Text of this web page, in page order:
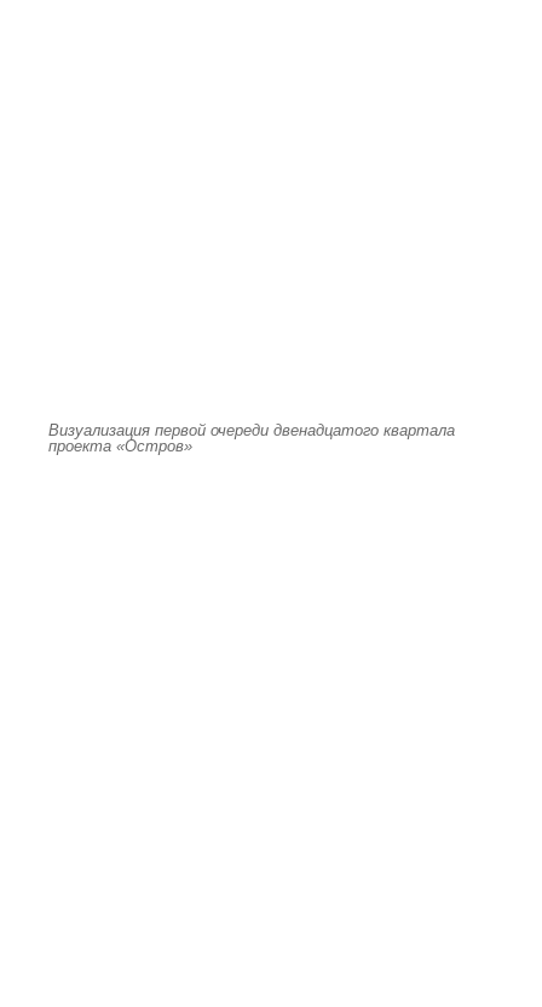
Визуализация первой очереди двенадцатого квартала
проекта «Остров»